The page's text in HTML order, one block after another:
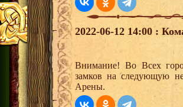
2022-06-12 14:00 :
Внимание! Во Всех
замков на следующую
Арены.